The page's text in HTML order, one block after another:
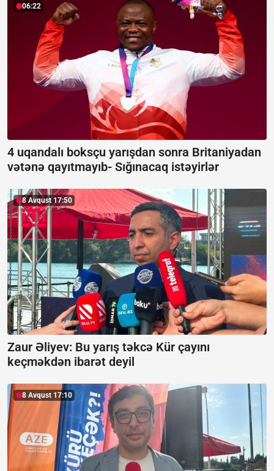
06:22
4 uqandalı boksçu yarışdan sonra Britaniyadan
vətənə qayıtmayıb- Sığınacaq istəyirlər
8 Avqust 17:50
Zaur Əliyev: Bu yarış təkcə Kür çayını
keçməkdən ibarət deyil
8 Avqust 17:10